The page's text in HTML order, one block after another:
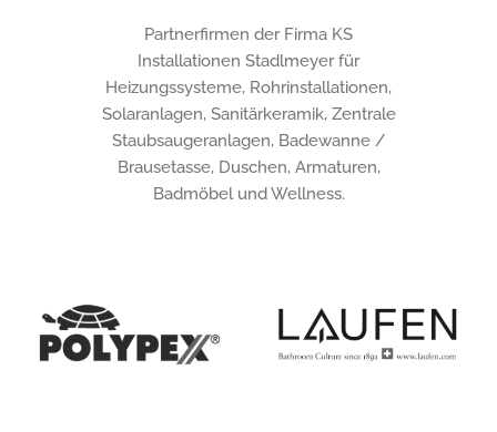
Partnerfirmen der Firma KS
Installationen Stadlmeyer für
Heizungssysteme, Rohrinstallationen,
Solaranlagen, Sanitärkeramik, Zentrale
Staubsaugeranlagen, Badewanne /
Brausetasse, Duschen, Armaturen,
Badmöbel und Wellness.